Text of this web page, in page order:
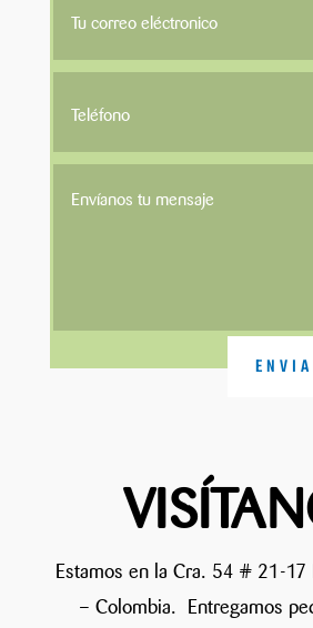
Estamos en la Cra. 54 # 21-
– Colombia. Entregamos